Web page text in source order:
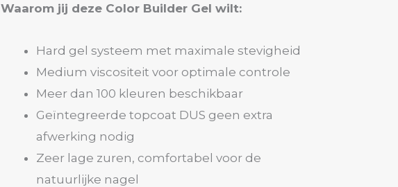
Waarom jij deze Color Builder Gel wilt:
Hard gel systeem met maximale stevigheid
Medium viscositeit voor optimale controle
Meer dan 100 kleuren beschikbaar
Geïntegreerde topcoat DUS geen extra
afwerking nodig
Zeer lage zuren, comfortabel voor de
natuurlijke nagel